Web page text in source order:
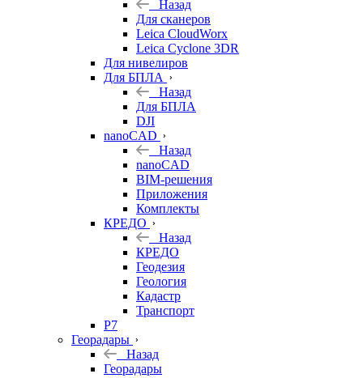
Назад
Для сканеров
Leica CloudWorx
Leica Cyclone 3DR
Для нивелиров
Для БПЛА
Назад
Для БПЛА
DJI
nanoCAD
Назад
nanoCAD
BIM-решения
Приложения
Комплекты
КРЕДО
Назад
КРЕДО
Геодезия
Геология
Кадастр
Транспорт
Р7
Георадары
Назад
Георадары